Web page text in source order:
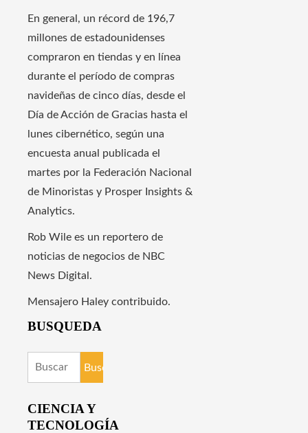
En general, un récord de 196,7
millones de estadounidenses
compraron en tiendas y en línea
durante el período de compras
navideñas de cinco días, desde el
Día de Acción de Gracias hasta el
lunes cibernético, según una
encuesta anual publicada el
martes por la Federación Nacional
de Minoristas y Prosper Insights &
Analytics.
Rob Wile es un reportero de
noticias de negocios de NBC
News Digital.
Mensajero Haley contribuido.
BUSQUEDA
Buscar:
CIENCIA Y
TECNOLOGÍA